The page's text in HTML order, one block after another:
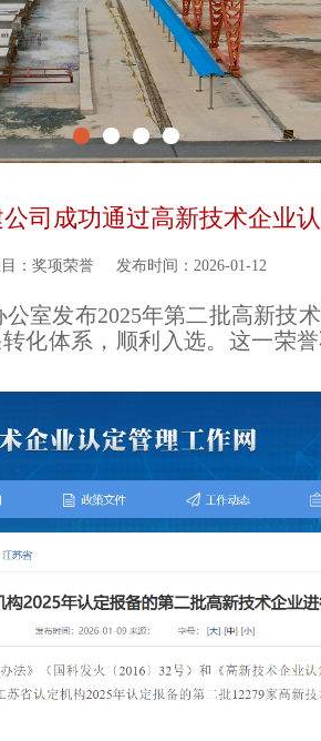
司成功通过高新技术企业
：奖项荣誉 发布时间：2026-01-12
公室发布2025年第二批高新技
化体系， 顺利入选。 这一荣